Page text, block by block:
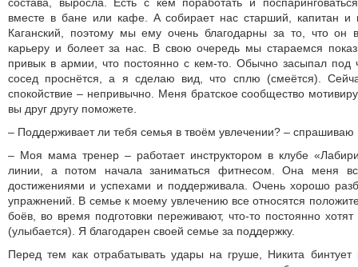
вместе в бане или кафе. А собирает нас старший, капитан и
Каганский, поэтому мы ему очень благодарны за то, что он
карьеру и болеет за нас. В свою очередь мы стараемся
привык в армии, что постоянно с кем-то. Обычно засыпал под
сосед проснётся, а я сделаю вид, что сплю (смеётся).
спокойствие – непривычно. Меня братское сообщество
вы друг другу поможете.
– Поддерживает ли тебя семья в твоём увлечении? – спрашиваю
– Моя мама тренер – работает инструктором в клубе
линии, а потом начала заниматься фитнесом. Она меня
достижениями и успехами и поддерживала. Очень хорошо
упражнений. В семье к моему увлечению все относятся
боёв, во время подготовки переживают, что-то постоянно
(улыбается). Я благодарен своей семье за поддержку.
Перед тем как отрабатывать удары на груше, Никита бинтует